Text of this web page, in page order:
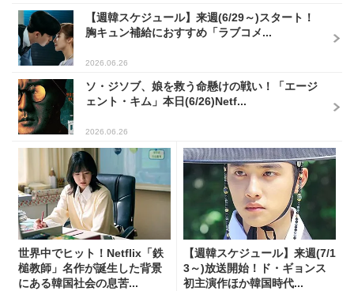
【週韓スケジュール】来週(6/29～)スタート！
胸キュン補給におすすめ「ラブコメ...
2026.06.26
ソ・ジソブ、娘を救う命懸けの戦い！「エージ
ェント・キム」本日(6/26)Netf...
2026.06.26
世界中でヒット！Netflix「鉄
槌教師」名作が誕生した背景
にある韓国社会の息苦...
【週韓スケジュール】来週(7/1
3～)放送開始！ド・ギョンス
初主演作ほか韓国時代...